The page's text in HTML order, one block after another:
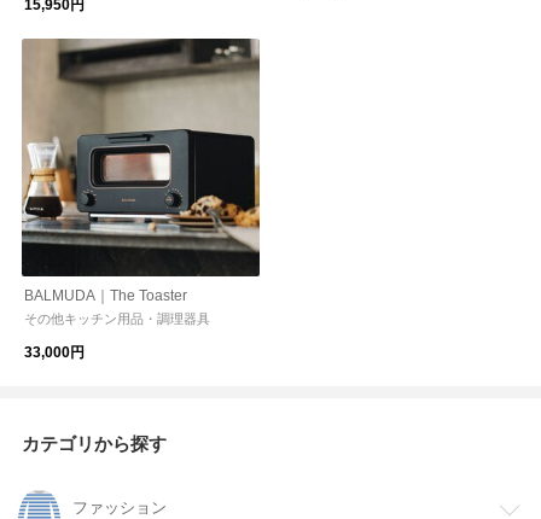
15,950円
BALMUDA｜The Toaster
その他キッチン用品・調理器具
33,000円
カテゴリから探す
ファッション